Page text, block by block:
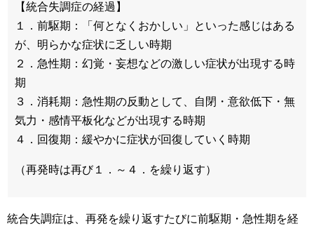
【統合失調症の経過】
１．前駆期：「何となくおかしい」といった感じはある
が、明らかな症状に乏しい時期
２．急性期：幻覚・妄想などの激しい症状が出現する時
期
３．消耗期：急性期の反動として、自閉・意欲低下・無
気力・感情平板化などが出現する時期
４．回復期：緩やかに症状が回復していく時期
（再発時は再び１．～４．を繰り返す）
統合失調症は、再発を繰り返すたびに前駆期・急性期を経